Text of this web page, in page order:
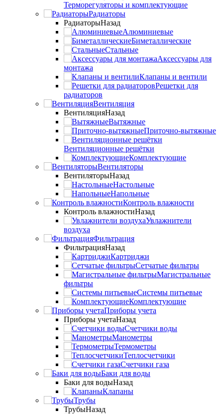
Терморегуляторы и комплектующие
Радиаторы
РадиаторыНазад
Алюминиевые
Биметаллические
Стальные
Аксессуары для
монтажа
Клапаны и вентили
Решетки для
радиаторов
Вентиляция
ВентиляцияНазад
Вытяжные
Приточно-вытяжные
Вентиляционные решётки
Комплектующие
Вентиляторы
ВентиляторыНазад
Настольные
Напольные
Контроль влажности
Контроль влажностиНазад
Увлажнители
воздуха
Фильтрация
ФильтрацияНазад
Картриджи
Сетчатые фильтры
Магистральные
фильтры
Системы питьевые
Комплектующие
Приборы учета
Приборы учетаНазад
Счетчики воды
Манометры
Термометры
Теплосчетчики
Счетчики газа
Баки для воды
Баки для водыНазад
Клапаны
Трубы
ТрубыНазад